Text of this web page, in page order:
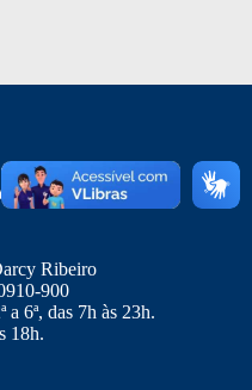
Ribeiro
900
6ª, das 7h às 23h.
18h.